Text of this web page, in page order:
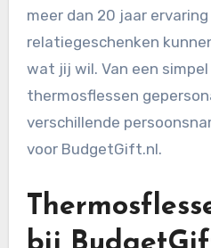
meer dan 20 jaar
relatiegeschenken
wat jij wil. Van een
thermosflessen
verschillende
voor BudgetGift.nl.